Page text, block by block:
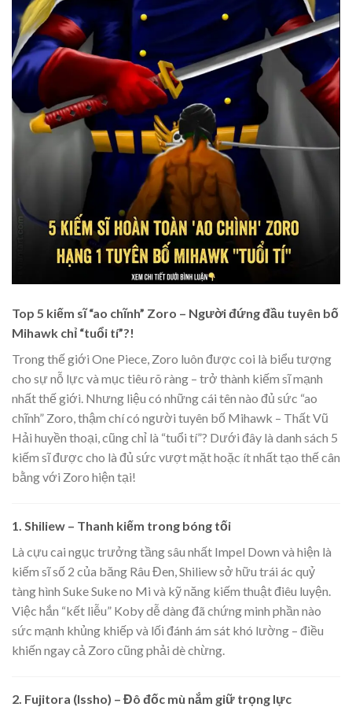
Top 5 kiếm sĩ “ao chĩnh” Zoro – Người đứng đầu tuyên bố
Mihawk chỉ “tuổi tí”?!
Trong thế giới One Piece, Zoro luôn được coi là biểu tượng
cho sự nỗ lực và mục tiêu rõ ràng – trở thành kiếm sĩ mạnh
nhất thế giới. Nhưng liệu có những cái tên nào đủ sức “ao
chĩnh” Zoro, thậm chí có người tuyên bố Mihawk – Thất Vũ
Hải huyền thoại, cũng chỉ là “tuổi tí”? Dưới đây là danh sách 5
kiếm sĩ được cho là đủ sức vượt mặt hoặc ít nhất tạo thế cân
bằng với Zoro hiện tại!
1. Shiliew – Thanh kiếm trong bóng tối
Là cựu cai ngục trưởng tầng sâu nhất Impel Down và hiện là
kiếm sĩ số 2 của băng Râu Đen, Shiliew sở hữu trái ác quỷ
tàng hình Suke Suke no Mi và kỹ năng kiếm thuật điêu luyện.
Việc hắn “kết liễu” Koby dễ dàng đã chứng minh phần nào
sức mạnh khủng khiếp và lối đánh ám sát khó lường – điều
khiến ngay cả Zoro cũng phải dè chừng.
2. Fujitora (Issho) – Đô đốc mù nắm giữ trọng lực